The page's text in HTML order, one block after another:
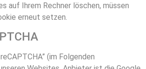
auf Ihrem Rechner löschen, müssen
erneut setzen.
(im Folgenden